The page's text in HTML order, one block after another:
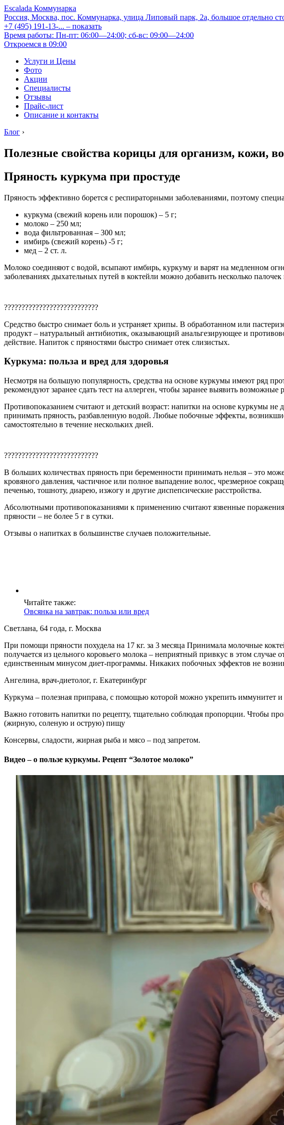
Escalada Коммунарка
Россия, Москва, пос. Коммунарка, улица Липовый парк, 2а, большое отдельно
+7 (495) 191-13-... – показать
Время работы: Пн-пт: 06:00—24:00; сб-вс: 09:00—24:00
Откроемся в 09:00
Услуги и Цены
Фото
Акции
Специалисты
Отзывы
Прайс-лист
Описание и контакты
Блог ›
Полезные свойства корицы для организм, кожи,
Пряность куркума при простуде
Пряность эффективно борется с респираторными заболеваниями, поэтому
куркума (свежий корень или порошок) – 5 г;
молоко – 250 мл;
вода фильтрованная – 300 мл;
имбирь (свежий корень) -5 г;
мед – 2 ст. л.
Молоко соединяют с водой, всыпают имбирь, куркуму и варят на медленном
заболеваниях дыхательных путей в коктейли можно добавить несколько
???????????????????????????
Средство быстро снимает боль и устраняет хрипы. В обработанном или
продукт – натуральный антибиотик, оказывающий анальгезирующее и
действие. Напиток с пряностями быстро снимает отек слизистых.
Куркума: польза и вред для здоровья
Несмотря на большую популярность, средства на основе куркумы имеют ряд
рекомендуют заранее сдать тест на аллерген, чтобы заранее выявить возможные
Противопоказанием считают и детский возраст: напитки на основе куркумы
принимать пряность, разбавленную водой. Любые побочные эффекты,
самостоятельно в течение нескольких дней.
???????????????????????????
В больших количествах пряность при беременности принимать нельзя – это
кровяного давления, частичное или полное выпадение волос, чрезмерное
печенью, тошноту, диарею, изжогу и другие диспепсические расстройства.
Абсолютными противопоказаниями к применению считают язвенные поражения
пряности – не более 5 г в сутки.
Отзывы о напитках в большинстве случаев положительные.
Читайте также:
Овсянка на завтрак: польза или вред
Светлана, 64 года, г. Москва
При помощи пряности похудела на 17 кг. за 3 месяца Принимала молочные
получается из цельного коровьего молока – неприятный привкус в этом
единственным минусом диет-программы. Никаких побочных эффектов не
Ангелина, врач-диетолог, г. Екатеринбург
Куркума – полезная приправа, с помощью которой можно укрепить иммунитет и
Важно готовить напитки по рецепту, тщательно соблюдая пропорции. Чтобы
(жирную, соленую и острую) пищу
Консервы, сладости, жирная рыба и мясо – под запретом.
Видео – о пользе куркумы. Рецепт “Золотое молоко”